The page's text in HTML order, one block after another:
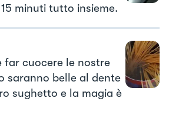
minuti tutto insieme.
far cuocere le nostre
saranno belle al dente
sughetto e la magia è